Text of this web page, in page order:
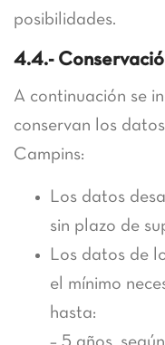
posibilidades.
4.4.-
A continuación se
conservan los
Campins:
Los datos
sin plazo de
Los datos de
el mínimo
hasta: